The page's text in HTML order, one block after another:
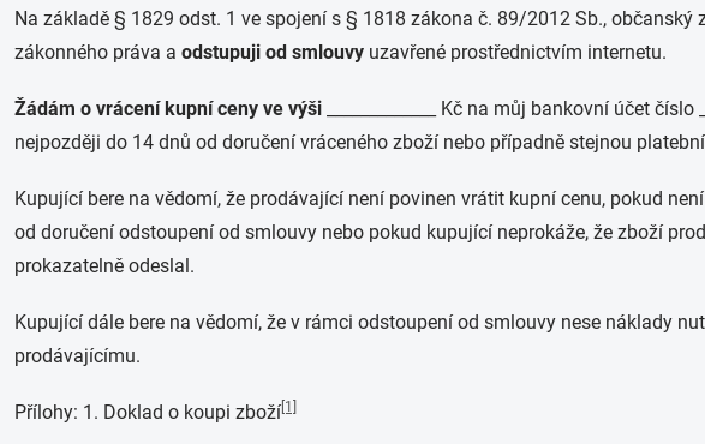
Na základě § 1829 odst. 1 ve spojení s § 1818 zákona č. 89/2012 Sb., občanský
zákonného práva a odstupuji od smlouvy uzavřené prostřednictvím internetu.
Žádám o vrácení kupní ceny ve výši _____________ Kč na můj bankovní účet číslo
nejpozději do 14 dnů od doručení vráceného zboží nebo případně stejnou
Kupující bere na vědomí, že prodávající není povinen vrátit kupní cenu, pokud
od doručení odstoupení od smlouvy nebo pokud kupující neprokáže, že zboží
prokazatelně odeslal.
Kupující dále bere na vědomí, že v rámci odstoupení od smlouvy nese náklady
prodávajícímu.
Přílohy: 1. Doklad o koupi zboží [1]